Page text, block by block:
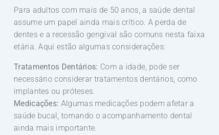
Para adultos com mais de 50 anos, a saúde dental
assume um papel ainda mais crítico. A perda de
dentes e a recessão gengival são comuns nesta faixa
etária. Aqui estão algumas considerações:
Tratamentos Dentários: Com a idade, pode ser
necessário considerar tratamentos dentários, como
implantes ou próteses.
Medicações: Algumas medicações podem afetar a
saúde bucal, tornando o acompanhamento dental
ainda mais importante.